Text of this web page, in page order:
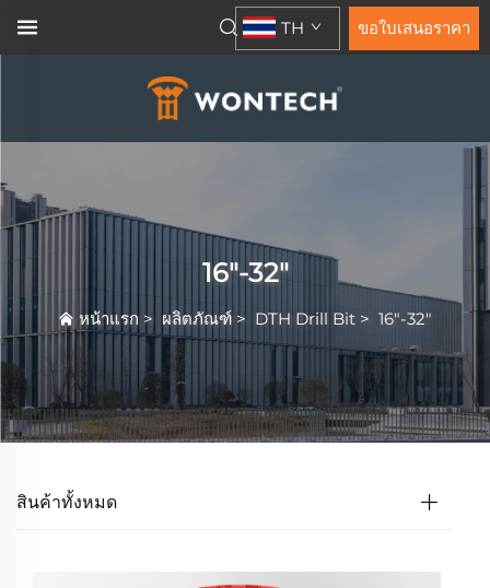
TH ขอใบเสนอราคา
16"-32"
หน้าแรก > ผลิตภัณฑ์ > DTH Drill Bit > 16"-32"
สินค้าทั้งหมด